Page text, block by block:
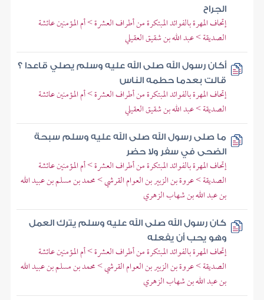
الجراح
إتحاف المهرة بالفوائد المبتكرة من أطراف العشرة > أم المؤمنين عائشة
الصديقة > عبد الله بن شقيق العقيلي
أكان رسول الله صلى الله عليه وسلم يصلي قاعدا ؟
قالت بعدما حطمه الناس
إتحاف المهرة بالفوائد المبتكرة من أطراف العشرة > أم المؤمنين عائشة
الصديقة > عبد الله بن شقيق العقيلي
ما صلى رسول الله صلى الله عليه وسلم سبحة
الضحى في سفر ولا حضر
إتحاف المهرة بالفوائد المبتكرة من أطراف العشرة > أم المؤمنين عائشة
الصديقة > عروة بن الزبير بن العوام القرشي > محمد بن مسلم بن عبيد الله
بن عبد الله بن شهاب الزهري
كان رسول الله صلى الله عليه وسلم يترك العمل
وهو يحب أن يفعله
إتحاف المهرة بالفوائد المبتكرة من أطراف العشرة > أم المؤمنين عائشة
الصديقة > عروة بن الزبير بن العوام القرشي > محمد بن مسلم بن عبيد الله
بن عبد الله بن شهاب الزهري